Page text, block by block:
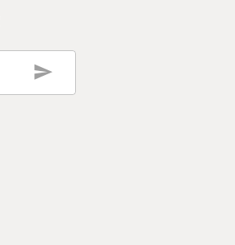
send